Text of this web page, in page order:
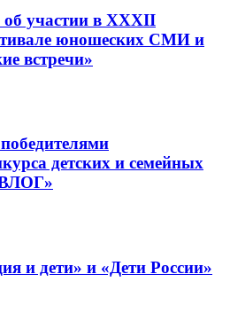
участии в XXXII
юношеских СМИ и
встречи»
детских и семейных
и дети» и «Дети России»